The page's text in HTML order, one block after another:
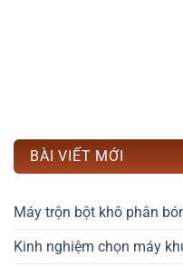
BÀI VIẾT MỚI
Máy trộn bột khô phân
Kinh nghiệm chọn máy